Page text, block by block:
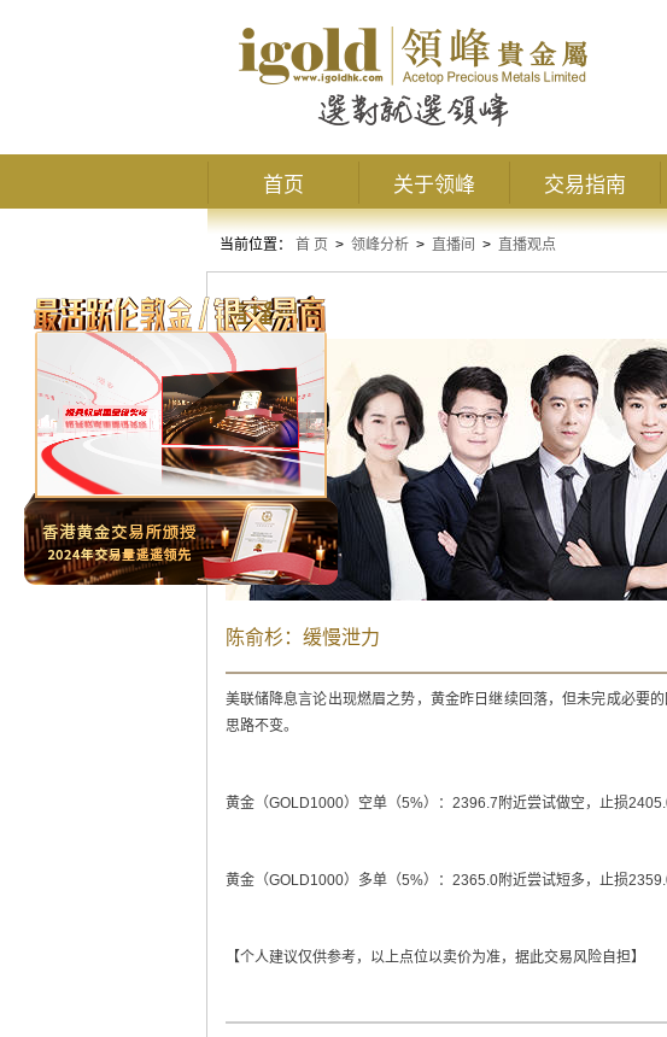
首页 关于领峰 交易指南
当前位置： 首 页 > 领峰分析 > 直播间 > 直播观点
直播观点
陈俞杉：缓慢泄力
美联储降息言论出现燃眉之势，黄金昨日继续回落，但未完成必要
思路不变。
黄金（GOLD1000）空单（5%）：2396.7附近尝试做空，止损
黄金（GOLD1000）多单（5%）：2365.0附近尝试短多，止损
【个人建议仅供参考，以上点位以卖价为准，据此交易风险自担】